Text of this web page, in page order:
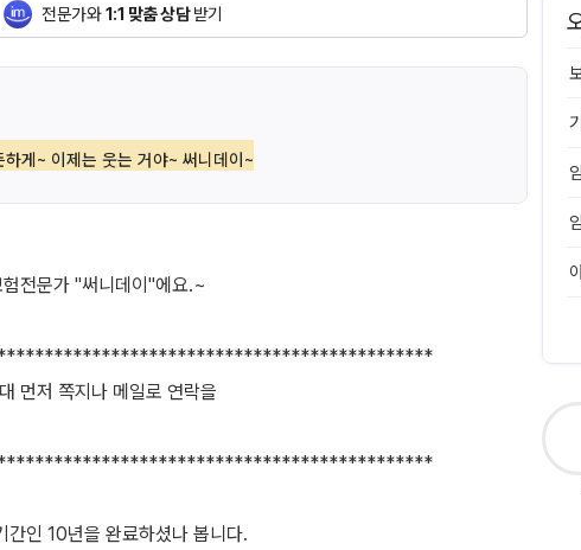
전문가와1:1 맞춤 상담받기
하게~ 이제는 웃는 거야~ 써니데이~
전문가 "써니데이"에요.~
먼저 쪽지나 메일로 연락을
인 10년을 완료하셨나 봅니다.